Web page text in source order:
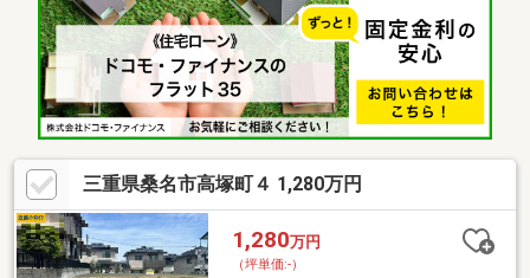
三重県桑名市高塚町４ 1,280万円
1,280万円
（坪単価:-）